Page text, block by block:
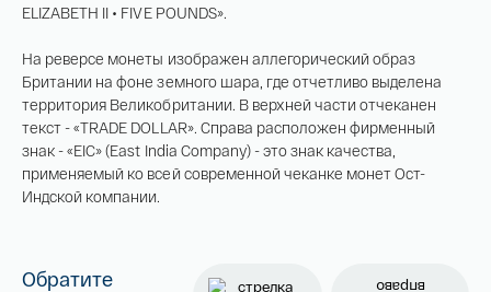
ELIZABETH II • FIVE POUNDS».
На реверсе монеты изображен аллегорический образ
Британии на фоне земного шара, где отчетливо выделена
территория Великобритании. В верхней части отчеканен
текст - «TRADE DOLLAR». Справа расположен фирменный
знак - «EIC» (East India Company) - это знак качества,
применяемый ко всей современной чеканке монет Ост-
Индской компании.
Обратите
Российская инвестиционная монета
Георгий Победоносец золото 100 рублей
Имя*